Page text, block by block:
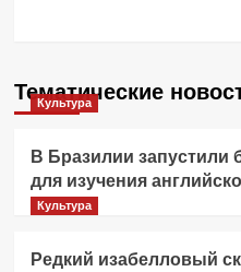
Тематические
Культура
В Бразилии
для изучения
Культура
Редкий изабелловый